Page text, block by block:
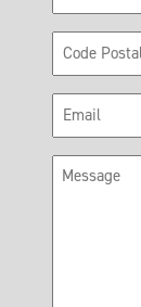
Code
Postal
E-
mail
Message